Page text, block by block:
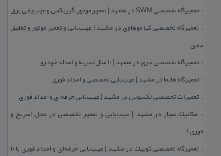
:: تعمیرگاه تخصصی SWM در مشهد | تعمیر موتور، گیربكس و عیب‌یابی برق
:: تعمیرگاه تخصصی كیا موهاوی در مشهد | عیب‌یابی و تعمیر موتور و تعلیق
بادی
:: تعمیرگاه تخصصی چری در مشهد | ۱۰ سال تجربه و امداد خودرو
:: تعمیرگاه هایما در مشهد | عیب‌یابی تخصصی و امداد فوری
:: تعمیرات تخصصی لكسوس در مشهد | عیب‌یابی حرفه‌ای و امداد فوری
:: مكانیك سیار در مشهد | عیب‌یابی و تعمیر تخصصی در محل (سریع و
فوری)
::
تعمیرگاه تخصصی كوییك در مشهد | عیب‌یابی حرفه‌ای و امداد فوری با ۱۰